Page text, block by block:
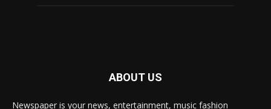
ABOUT US
Newspaper is your news, entertainment, music fashion